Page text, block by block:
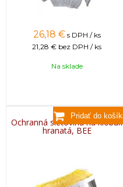
26,18 € s DPH / ks
21,28 € bez DPH / ks
Na sklade
Ochranná sieťovina na klobúk
hranatá, BEE